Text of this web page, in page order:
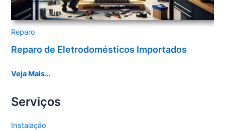
Reparo
Reparo de Eletrodomésticos Importados
Veja Mais…
Serviços
Instalação